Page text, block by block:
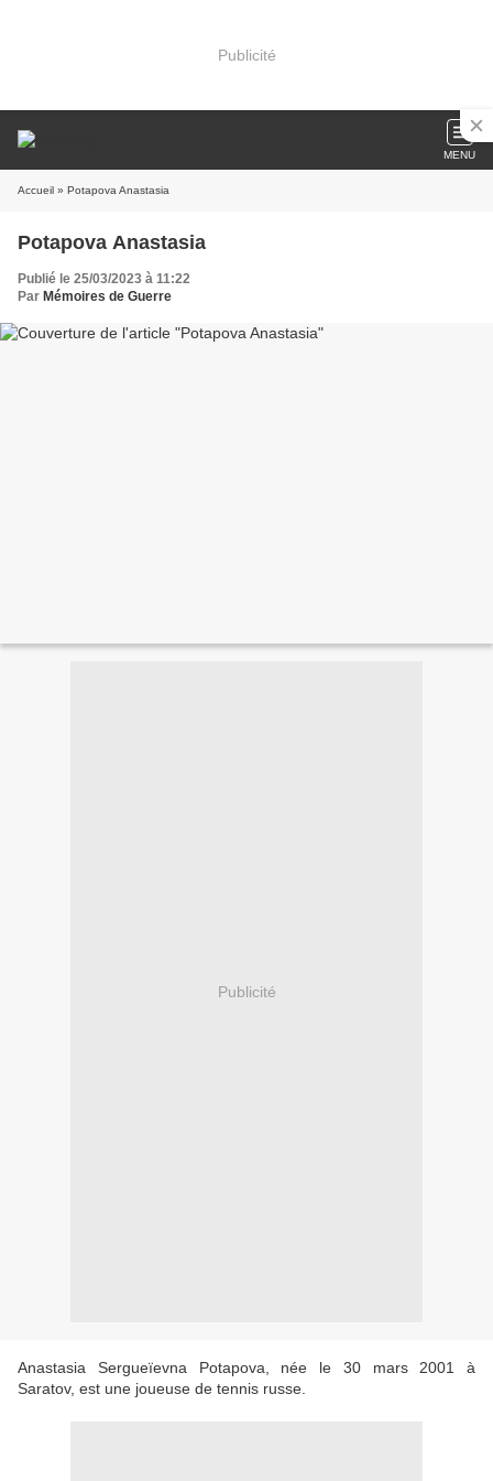
Publicité
MENU
Accueil » Potapova Anastasia
Potapova Anastasia
Publié le 25/03/2023 à 11:22
Par Mémoires de Guerre
Publicité
Anastasia Sergueïevna Potapova, née le 30 mars 2001 à
Saratov, est une joueuse de tennis russe.